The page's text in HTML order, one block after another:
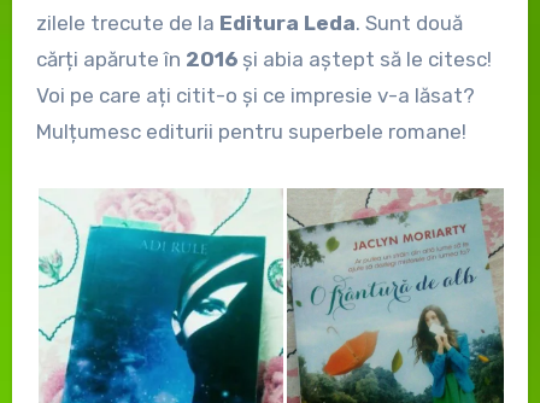
zilele trecute de la Editura Leda. Sunt două
cărți apărute în 2016și abia aștept să le citesc!
Voi pe care ați citit-o și ce impresie v-a lăsat?
Mulțumesc editurii pentru superbele romane!